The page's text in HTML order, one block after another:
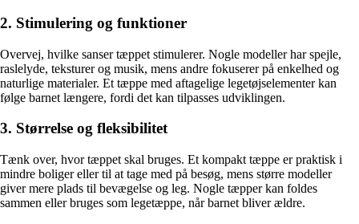
2. Stimulering og funktioner
Overvej, hvilke sanser tæppet stimulerer. Nogle modeller har spejle,
raslelyde, teksturer og musik, mens andre fokuserer på enkelhed og
naturlige materialer. Et tæppe med aftagelige legetøjselementer kan
følge barnet længere, fordi det kan tilpasses udviklingen.
3. Størrelse og fleksibilitet
Tænk over, hvor tæppet skal bruges. Et kompakt tæppe er praktisk i
mindre boliger eller til at tage med på besøg, mens større modeller
giver mere plads til bevægelse og leg. Nogle tæpper kan foldes
sammen eller bruges som legetæppe, når barnet bliver ældre.